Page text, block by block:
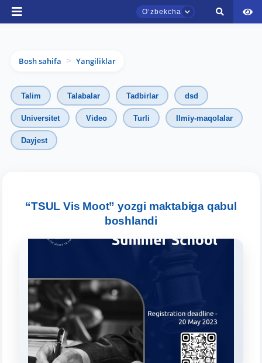
Oʼzbekcha
Bosh sahifa > Yangiliklar
Talim Talabalar Tadbirlar dsd
Universitet Video Turli Ilmiy-maqolalar
Dayjest
“TSUL Vis Moot” yozgi maktabiga qabul
boshlandi
TDYU qabul murojaatlari chati
chatiga xush kelibsiz.
chatda qoldiring.
savollar chiqadi:
1. Hujjatlar (bakalavr) (5) 2. Hujjatlar (magistr) (4)
3. Suhbat (bakalavr) (8)
5. To'lov-kontrakt (2)